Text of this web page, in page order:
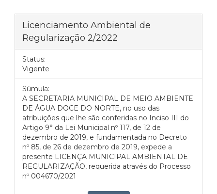
Licenciamento Ambiental de
Regularização 2/2022
Status:
Vigente
Súmula:
A SECRETARIA MUNICIPAL DE MEIO AMBIENTE
DE ÁGUA DOCE DO NORTE, no uso das
atribuições que lhe são conferidas no Inciso III do
Artigo 9° da Lei Municipal nº 117, de 12 de
dezembro de 2019, e fundamentada no Decreto
nº 85, de 26 de dezembro de 2019, expede a
presente LICENÇA MUNICIPAL AMBIENTAL DE
REGULARIZAÇÃO, requerida através do Processo
nº 004670/2021